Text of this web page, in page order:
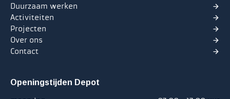
Duurzaam werken
Activiteiten
Projecten
Over ons
Contact
Openingstijden Depot